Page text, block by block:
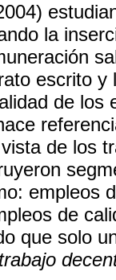
la
escrito
de los
de los
empleos
de
que solo